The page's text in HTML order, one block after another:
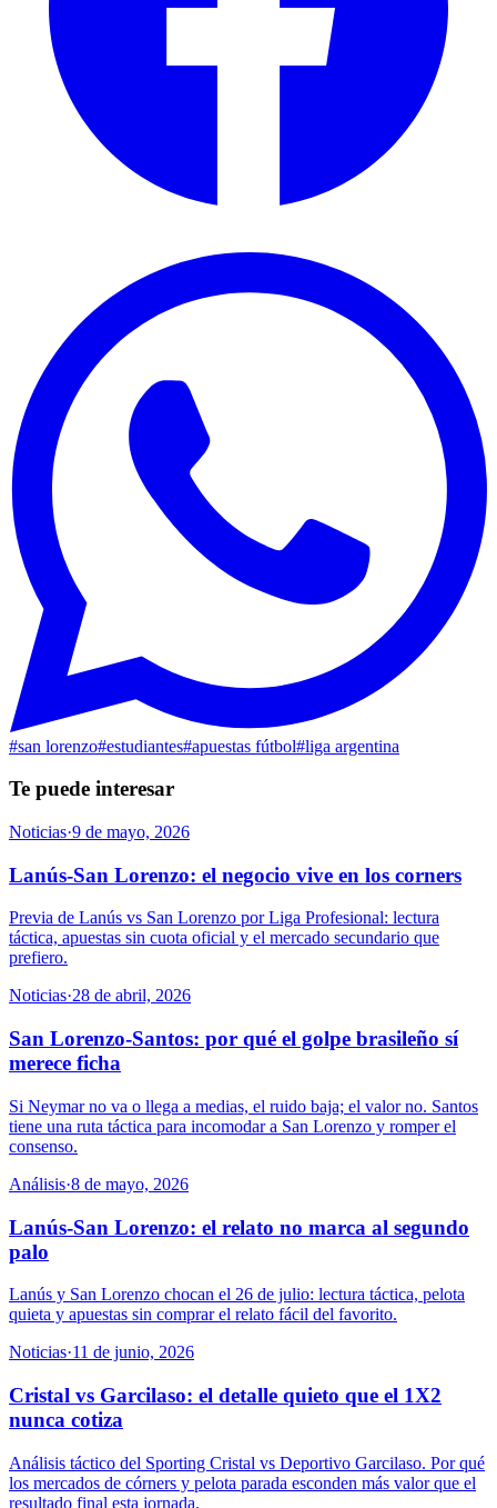
#san lorenzo#estudiantes#apuestas fútbol#liga argentina
Te puede interesar
Noticias·9 de mayo, 2026
Lanús-San Lorenzo: el negocio vive en los corners
Previa de Lanús vs San Lorenzo por Liga Profesional: lectura
táctica, apuestas sin cuota oficial y el mercado secundario que
prefiero.
Noticias·28 de abril, 2026
San Lorenzo-Santos: por qué el golpe brasileño sí
merece ficha
Si Neymar no va o llega a medias, el ruido baja; el valor no. Santos
tiene una ruta táctica para incomodar a San Lorenzo y romper el
consenso.
Análisis·8 de mayo, 2026
Lanús-San Lorenzo: el relato no marca al segundo
palo
Lanús y San Lorenzo chocan el 26 de julio: lectura táctica, pelota
quieta y apuestas sin comprar el relato fácil del favorito.
Noticias·11 de junio, 2026
Cristal vs Garcilaso: el detalle quieto que el 1X2
nunca cotiza
Análisis táctico del Sporting Cristal vs Deportivo Garcilaso. Por qué
los mercados de córners y pelota parada esconden más valor que el
resultado final esta jornada.